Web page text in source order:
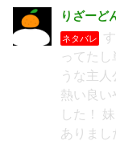
りざーど
ネタバレ
ってた
うな主
熱い良い
した！
ありまし